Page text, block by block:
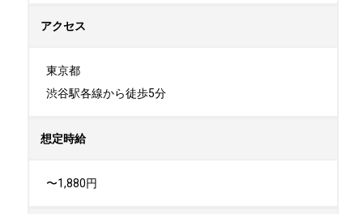
アクセス
東京都
渋谷駅各線から徒歩5分
想定時給
〜1,880円